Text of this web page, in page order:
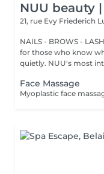
NUU beauty
21, rue Evy Friederich
NAILS - BROWS -
for those who know
quietly. NUU's most
Face Massage